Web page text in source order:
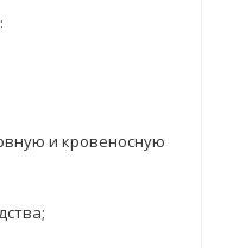
и кровеносную